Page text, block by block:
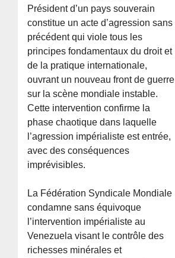
Président d’un pays souverain
constitue un acte d’agression sans
précédent qui viole tous les
principes fondamentaux du droit et
de la pratique internationale,
ouvrant un nouveau front de guerre
sur la scène mondiale instable.
Cette intervention confirme la
phase chaotique dans laquelle
l’agression impérialiste est entrée,
avec des conséquences
imprévisibles.
La Fédération Syndicale Mondiale
condamne sans équivoque
l’intervention impérialiste au
Venezuela visant le contrôle des
richesses minérales et